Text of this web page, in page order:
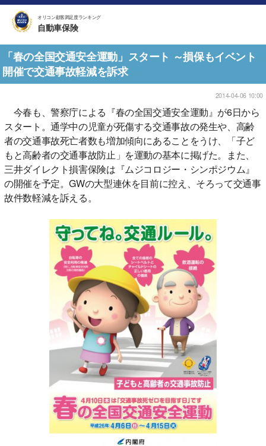
オリコン顧客満足度ランキング
自動車保険
「春の全国交通安全運動」スタート ～損保もイベント
開催で交通事故軽減を訴求
2014-04-06 10:00
今春も、警察庁による『春の全国交通安全運動』が6日から
スタート。通学中の児童が死傷する交通事故の発生や、高齢
者の交通事故死亡者数も増加傾向にあることをうけ、「子ど
もと高齢者の交通事故防止」を運動の基本に掲げた。また、
三井ダイレクト損害保険は『ムジコロジー・シンポジウム』
の開催を予定。GWの大型連休を目前に控え、そろって交通事
故件数軽減を訴える。